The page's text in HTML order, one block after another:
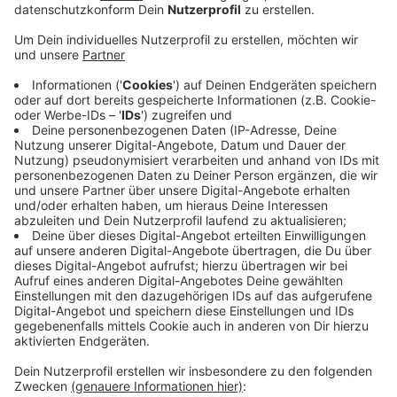
Traditionen fallen weg. Partys, Bollerwagen- und
Radtouren in größeren Gruppen gibt es nicht. Städte
und Gemeinden achten darauf, dass sich alle dran
halten. Und haben ihre Kontroll-Teams aufgestockt. In
Lüdinghausen zum Beispiel zwischen den Burgen und
am Kanal. In Havixbeck an Bolzplätzen oder auf
Schulhöfen, das sind beliebte Treffpunkte von
Jugendlichen. In Coesfeld ist die Liebeswiese an der
Elsriete abgesperrt, sie ist sonst am ersten Mai immer
gut besucht. Wer sich hier nicht an das Kontaktverbot
hält, auf den kommt eine Geldstrafe von mindestens
200 Euro zu. Das Deutsche Rote Kreuz rechnet mit
deutlich weniger Rettungsdienst-Einsätzen als in den
vergangenen Jahren zum ersten Mai, da große Partys
ausfallen.
Anzeige